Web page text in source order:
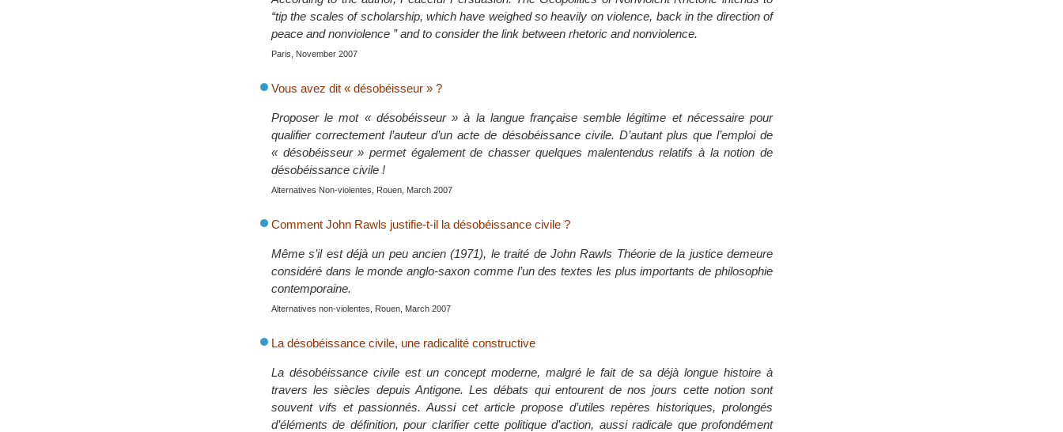
“tip the scales of scholarship, which have weighed so heavily on violence, back in the direction of
peace and nonviolence ” and to consider the link between rhetoric and nonviolence.
Paris, November 2007
Vous avez dit « désobéisseur » ?
Proposer le mot « désobéisseur » à la langue française semble légitime et nécessaire pour
qualifier correctement l’auteur d’un acte de désobéissance civile. D’autant plus que l’emploi de
« désobéisseur » permet également de chasser quelques malentendus relatifs à la notion de
désobéissance civile !
Alternatives Non-violentes, Rouen, March 2007
Comment John Rawls justifie-t-il la désobéissance civile ?
Même s’il est déjà un peu ancien (1971), le traité de John Rawls Théorie de la justice demeure
considéré dans le monde anglo-saxon comme l’un des textes les plus importants de philosophie
contemporaine.
Alternatives non-violentes, Rouen, March 2007
La désobéissance civile, une radicalité constructive
La désobéissance civile est un concept moderne, malgré le fait de sa déjà longue histoire à
travers les siècles depuis Antigone. Les débats qui entourent de nos jours cette notion sont
souvent vifs et passionnés. Aussi cet article propose d’utiles repères historiques, prolongés
d’éléments de définition, pour clarifier cette politique d’action, aussi radicale que profondément